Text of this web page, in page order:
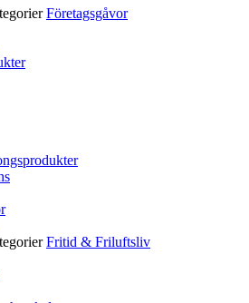
Företagsgåvor
Fritid & Friluftsliv